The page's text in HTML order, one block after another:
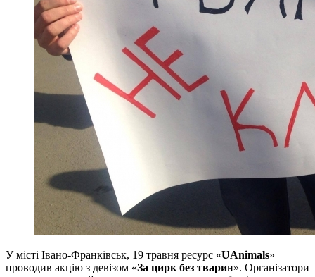
У місті Івано-Франківськ, 19 травня ресурс «UAnimals»
проводив акцію з девізом «За цирк без тварин». Організатори